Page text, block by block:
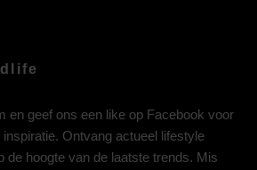
en geef ons een like op Facebook voor
Ontvang actueel lifestyle
de hoogte van de laatste trends. Mis